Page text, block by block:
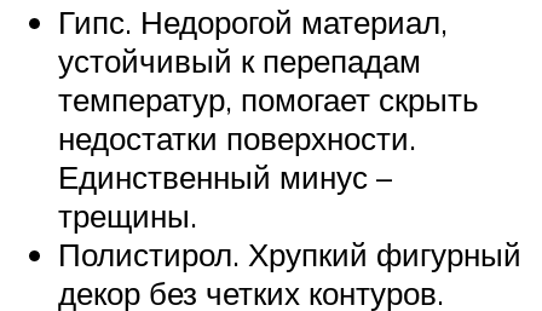
Гипс. Недорогой материал,
устойчивый к перепадам
температур, помогает скрыть
недостатки поверхности.
Единственный минус –
трещины.
Полистирол. Хрупкий фигурный
декор без четких контуров.